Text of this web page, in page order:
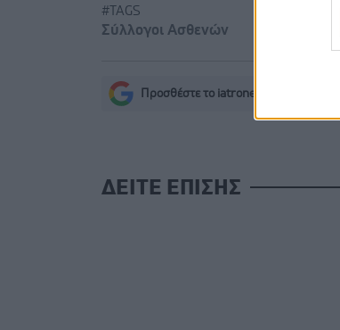
#TAGS
Σύλλογοι Ασθενών
Προσθέστε το iatronet.gr στο Discover
ΔΕΙΤΕ ΕΠΙΣΗΣ